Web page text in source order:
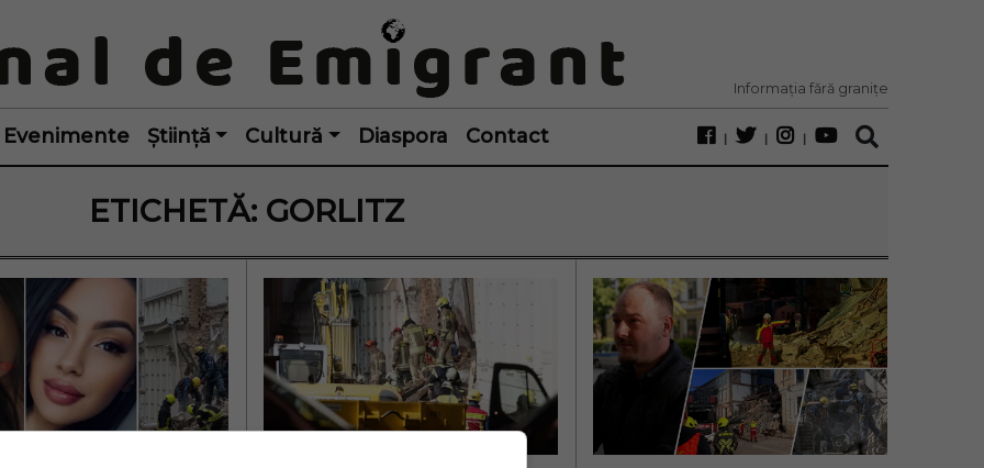
Informația fără granițe
Evenimente Știință Cultură Diaspora Contact
ETICHETĂ: GORLITZ